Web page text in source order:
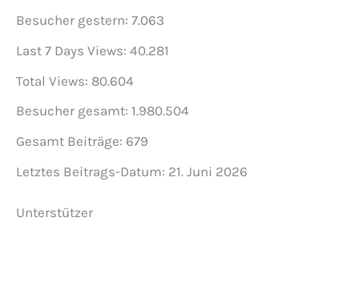
Besucher gestern: 7.063
Last 7 Days Views: 40.281
Total Views: 80.604
Besucher gesamt: 1.980.504
Gesamt Beiträge: 679
Letztes Beitrags-Datum: 21. Juni 2026
Unterstützer